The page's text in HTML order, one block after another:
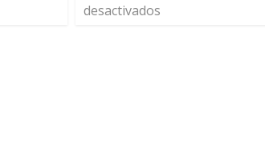
desactivados